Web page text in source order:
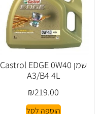
שמן Castrol EDGE 0W40
A3/B4 4L
₪219.00
הוספה לסל